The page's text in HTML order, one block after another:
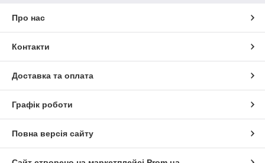
Про нас
Контакти
Доставка та оплата
Графік роботи
Повна версія сайту